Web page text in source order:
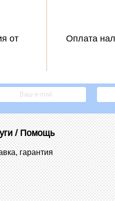
от
Оплата
/ Помощь
гарантия